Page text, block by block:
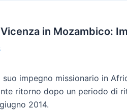
in Mozambico:
impegno missionario in
ritorno dopo un periodo di
2014.